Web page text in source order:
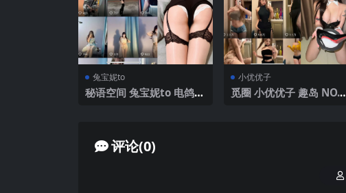
兔宝妮to
秘语空间 兔宝妮to 电鸽 N
小优优子
觅圈 小优优子 趣岛 NO.0
评论(0)